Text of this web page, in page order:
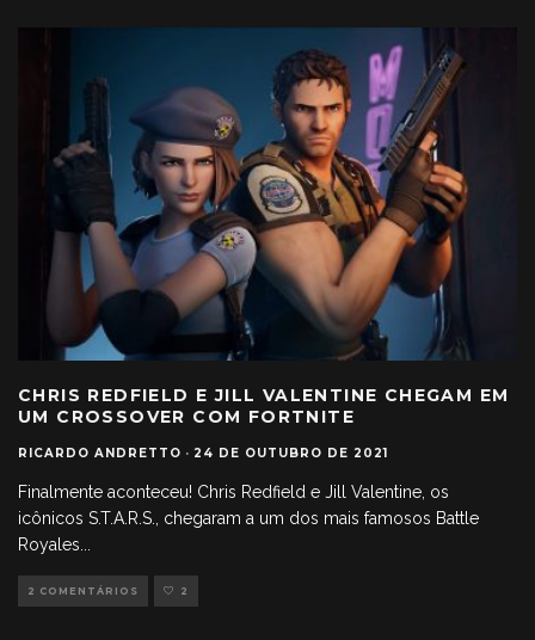
CHRIS REDFIELD E JILL VALENTINE CHEGAM EM
UM CROSSOVER COM FORTNITE
RICARDO ANDRETTO · 24 DE OUTUBRO DE 2021
Finalmente aconteceu! Chris Redfield e Jill Valentine, os
icônicos S.T.A.R.S., chegaram a um dos mais famosos Battle
Royales
2 COMENTÁRIOS 2